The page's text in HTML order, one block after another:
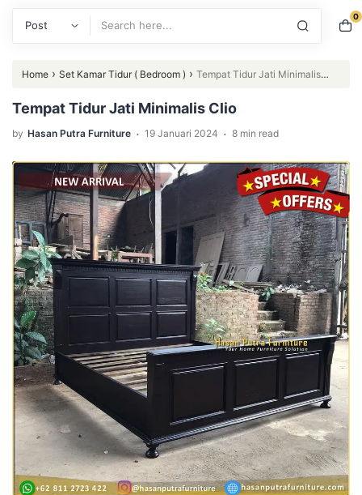
0
Home › Set Kamar Tidur ( Bedroom ) › Tempat Tidur Jati Minimalis
Tempat Tidur Jati Minimalis Clio
by Hasan Putra Furniture . 19 Januari 2024 . 8 min read